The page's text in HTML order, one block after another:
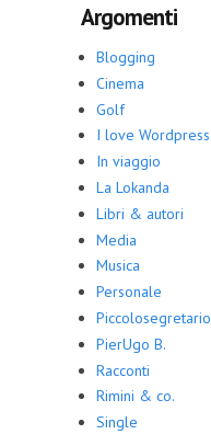
Argomenti
Blogging
Cinema
Golf
I love Wordpress
In viaggio
La Lokanda
Libri & autori
Media
Musica
Personale
Piccolosegretario
PierUgo B.
Racconti
Rimini & co.
Single